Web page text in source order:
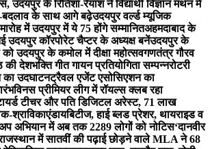
उदयपुर के रितिशा-रेयांश ने विद्यार्थी विज्ञान मंथन में
बदलाव के साथ आगे बढ़ेउदयपुर वर्ल्ड म्यूजिक
में उदयपुर में ये 75 होंगे सम्मानितअहमदाबाद के
उदयपुर कॉरपोरेट चैप्टर के अध्यक्ष बनेंउदयपुर के
उदयपुर के कमोल में दीक्षा महोत्सवगणतंत्र गौरव
देशभक्ति गीत गायन प्रतियोगिता सम्पन्नरोटरी
का उदघाटनट्रैवल एजेंट एसोसिएशन का
विनस प्रीमियर लीग में रॉयल्स क्लब रहा
टीचर और पति डिजिटल अरेस्ट, 71 लाख
श्राविकाएंडायबिटीज, हाई ब्लड प्रेशर, थायराइड व
अभियान में अब तक 2289 लोगों को नोटिस‘दानवीर
में सातवीं की पढ़ाई छोड़ने वाले MLA ने 68